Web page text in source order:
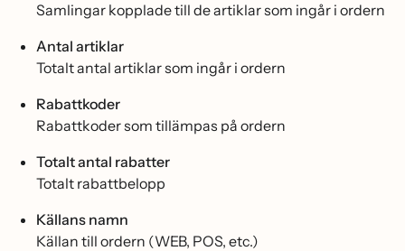
Samlingar kopplade till de artiklar som ingår i ordern
Antal artiklar
Totalt antal artiklar som ingår i ordern
Rabattkoder
Rabattkoder som tillämpas på ordern
Totalt antal rabatter
Totalt rabattbelopp
Källans namn
Källan till ordern (WEB, POS, etc.)